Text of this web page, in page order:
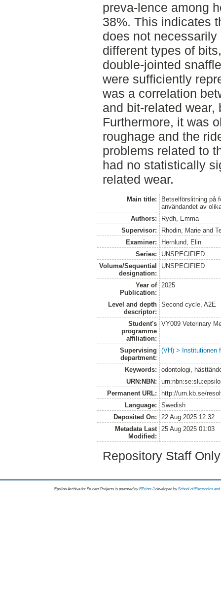
preva-lence among
38%. This indicates
does not
different types of
double-jointed
were sufficiently
was a correlation
and bit-related wear,
Furthermore, it was
roughage and the
problems related to
had no statistically
related wear.
Main title:
Betselförslitning på
användandet av
Authors:
Rydh, Emma
Supervisor:
Rhodin, Marie and
Examiner:
Hernlund, Elin
Series:
UNSPECIFIED
Volume/Sequential
designation:
UNSPECIFIED
Year of
Publication:
2025
Level and depth
descriptor:
Second cycle, A2E
Student's
programme
affiliation:
VY009 Veterinary
Supervising
department:
(VH) > Institutionen
Keywords:
odontologi,
URN:NBN:
Permanent URL:
http://urn.kb.se/
Language:
Swedish
Deposited On:
22 Aug 2025 12:32
Metadata Last
Modified:
25 Aug 2025 01:03
Repository Staff
Epsilon Archive for Student Projects is powored byEPrints 3 developed by School of Electronics